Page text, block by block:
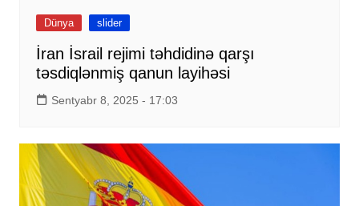
Dünya slider
İran İsrail rejimi təhdidinə qarşı
təsdiqlənmiş qanun layihəsi
Sentyabr 8, 2025 - 17:03